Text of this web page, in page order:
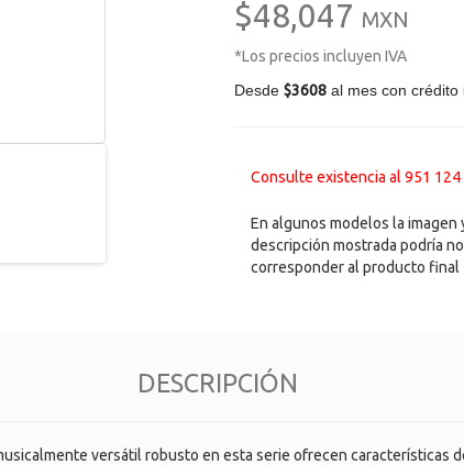
$48,047 MXN
*Los precios incluyen IVA
Desde $3608 al mes con crédito
Consulte existencia al 951 124
En algunos modelos la imagen
descripción mostrada podría no
corresponder al producto final
DESCRIPCIÓN
versátil robusto en esta serie ofrecen características